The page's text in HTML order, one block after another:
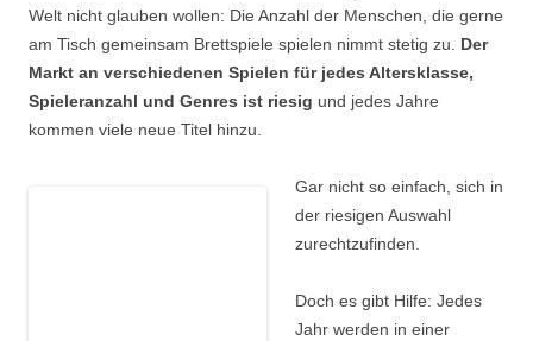
Welt nicht glauben wollen: Die Anzahl der Menschen, die gerne
am Tisch gemeinsam Brettspiele spielen nimmt stetig zu. Der
Markt an verschiedenen Spielen für jedes Altersklasse,
Spieleranzahl und Genres ist riesig und jedes Jahre
kommen viele neue Titel hinzu.
Gar nicht so einfach, sich in
der riesigen Auswahl
zurechtzufinden.
Doch es gibt Hilfe: Jedes
Jahr werden in einer